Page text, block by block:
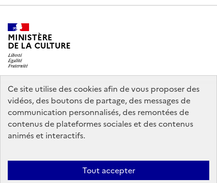
Ce site utilise des cookies afin de vous proposer des
vidéos, des boutons de partage, des messages de
communication personnalisés, des remontées de
contenus de plateformes sociales et des contenus
animés et interactifs.
Tout accepter
MINISTÈRE
DE LA CULTURE
legifrance.gouv.fr
info.gouv.fr
service-public.gouv.fr
data.gouv.fr
Crédits Accessibilité : partiellement conforme
Mentions légales
Politique d’utilisation des témoins de connexion (cookies)